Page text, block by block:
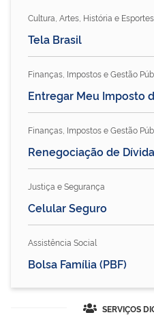
Cultura, Artes, História e Esportes
Tela Brasil
Finanças, Impostos e Gestão
Entregar Meu Imposto
Finanças, Impostos e Gestão
Renegociação de
Justiça e Segurança
Celular Seguro
Assistência Social
Bolsa Família (PBF)
SERVIÇOS